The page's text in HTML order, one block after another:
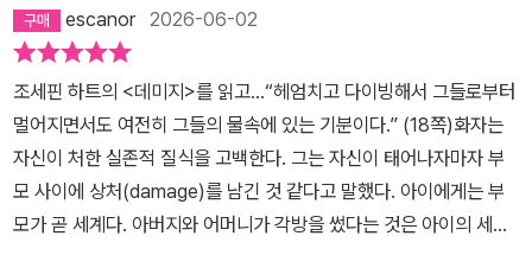
그의 주변을 모두 불행하게 만들었다는 것이 이 소설의 비극이다. 외
적으로 눈에 띄는 자극적인 설정에도 불구하고, 그 모든 자극을 끝내
무효화하는, 인간에 대한 깊은 이해가 담긴 작품이다. 동명의영화도
유명하지만, 결코 영화가 담아낼 수 없는 인간의 심연을 경험하게 해
준 독서였다.'내면의 풍경이란 게 있다. 영혼의 지형이랄까. 우리는 평
생토록 그 지형의 등고선을 찾아 헤맨다.'
이건 누구의 인생이지?_p.19⠀주인공은, 주인공의 서술에 따르면 자
신이 하고 싶은 일을 철저히 감추고 살았다. 남들의 눈에 좋은 방향으
로, 그 방향이 옳다고 믿으며 힘껏 지내왔다. 하고 싶은 것이 그것들이
라 믿으며, 남들이 보는 자신의 최선의 모습이 자신이 바라는 그대로
의 모습이라 믿으며 말이다. 때로는 포장된 자기 자신을 못견뎌 하면
서도 때로는 지금 가진 안정된 환경을 즐기기도 한다. 그런 그가 처음
으로 가지고 싶은 것이 생겼다. 이렇게 오랜 시간 쌓아 놓은 자신의 것
escanor2026-06-02
조세핀 하트의 <데미지>를 읽고…“헤엄치고 다이빙해서 그들로부터
멀어지면서도 여전히 그들의 물속에 있는 기분이다.” (18쪽)화자는
자신이 처한 실존적 질식을 고백한다. 그는 자신이 태어나자마자 부
모 사이에 상처(damage)를 남긴 것 같다고 말했다. 아이에게는 부
모가 곧 세계다. 아버지와 어머니가 각방을 썼다는 것은 아이의 세계